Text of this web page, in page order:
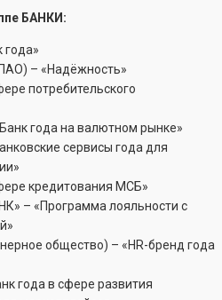
БАНКИ:
года»
– «Надёжность»
потребительского
года на валютном рынке»
сервисы года для
кредитования МСБ»
– «Программа лояльности с
общество) – «HR-бренд года
года в сфере развития